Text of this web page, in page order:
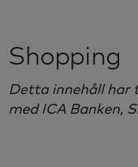
Shopping
Detta innehåll har
med ICA Banken,